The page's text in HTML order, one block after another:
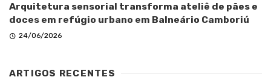
Arquitetura sensorial transforma ateliê de pães e
doces em refúgio urbano em Balneário Camboriú
24/06/2026
ARTIGOS RECENTES